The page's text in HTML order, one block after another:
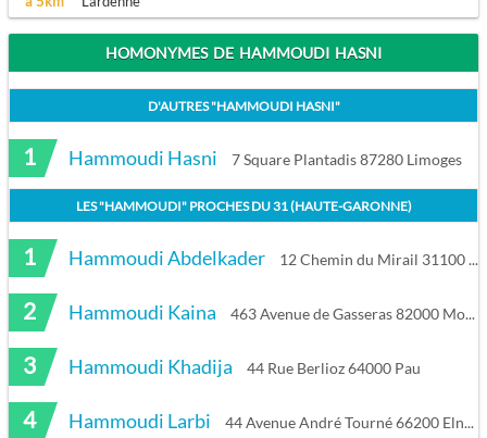
HOMONYMES DE HAMMOUDI HASNI
D'AUTRES "HAMMOUDI HASNI"
1 Hammoudi Hasni 7 Square Plantadis 87280 Limoges
LES "HAMMOUDI" PROCHES DU31 (HAUTE-GARONNE)
1 Hammoudi Abdelkader 12 Chemin du Mirail 31100 Toulouse
2 Hammoudi Kaina 463 Avenue de Gasseras 82000 Montauban
3 Hammoudi Khadija 44 Rue Berlioz 64000 Pau
4 Hammoudi Larbi 44 Avenue André Tourné 66200 Elne